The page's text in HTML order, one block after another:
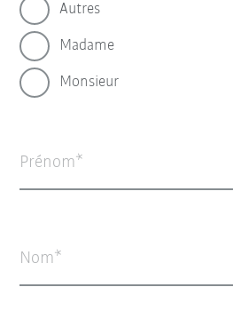
Autres
Madame
Monsieur
Prénom
Nom